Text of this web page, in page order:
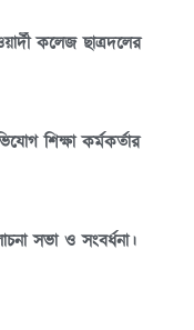
কলেজ ছাত্রদলের
শিক্ষা কর্মকর্তার
সভা ও সংবর্ধনা।